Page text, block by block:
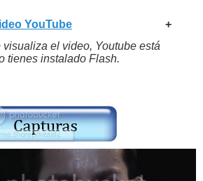
+
YouTube
el video, Youtube está
tienes instalado Flash.